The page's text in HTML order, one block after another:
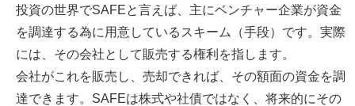
投資の世界でSAFEと言えば、主にベンチャー企業が資金
を調達する為に用意しているスキーム（手段）です。実際
には、その会社として販売する権利を指します。
会社がこれを販売し、売却できれば、その額面の資金を調
達できます。SAFEは株式や社債ではなく、将来的にその